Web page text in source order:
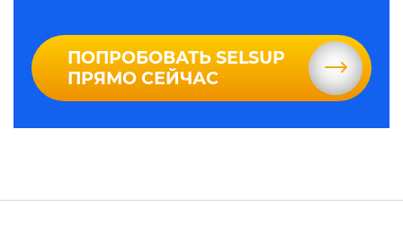
ПОПРОБОВАТЬ SELSUP
ПРЯМО СЕЙЧАС